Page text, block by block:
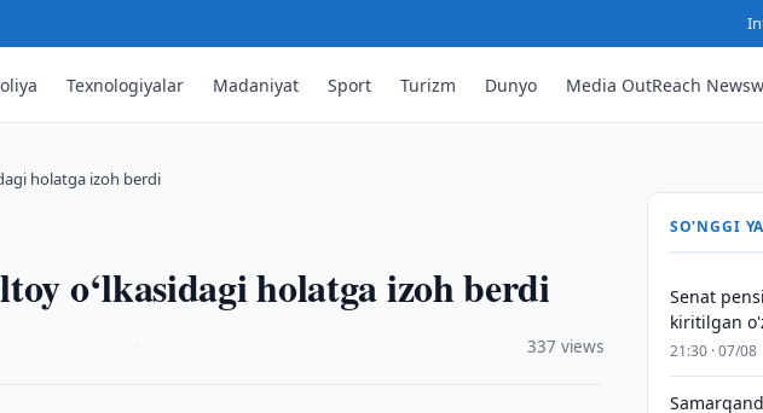
Texnologiyalar Madaniyat Sport Turizm Dunyo Media OutReach
holatga izoh berdi
o‘lkasidagi holatga izoh berdi
337 views
SO'NGGI
Senat
kiritilgan
21:30 · 07/08